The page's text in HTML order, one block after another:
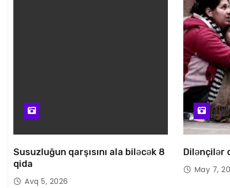
Susuzluğun qarşısını ala biləcək 8
qida
Avq 5, 2026
Dilənçilər
May 7,